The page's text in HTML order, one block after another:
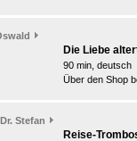
Die Liebe
90 min, deutsch
Über den Shop
Stefan
Reise-